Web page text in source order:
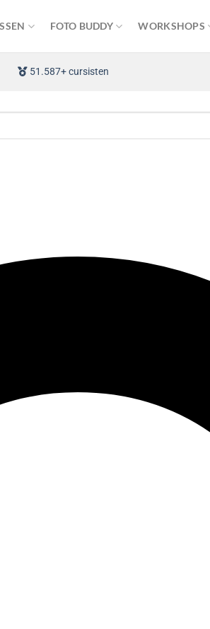
FOTO BUDDY WORKSHOPS
51.587+ cursisten